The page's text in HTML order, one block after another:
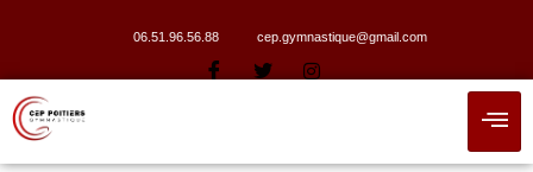
06.51.96.56.88 cep.gymnastique@gmail.com